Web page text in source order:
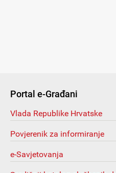
Portal e-Građani
Vlada Republike Hrvatske
Povjerenik za informiranje
e-Savjetovanja